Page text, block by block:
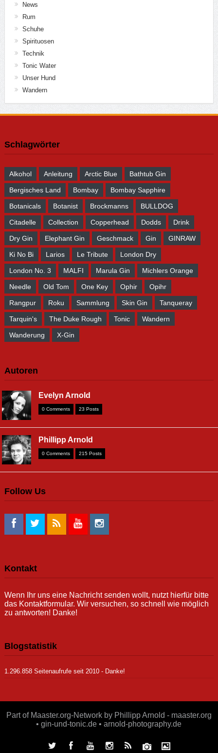
News
Rum
Schuhe
Spirituosen
Technik
Tonic Water
Unser Hund
Wandern
Schlagwörter
Alkohol Anleitung Arctic Blue Bathtub Gin
Bergisches Land Bombay Bombay Sapphire
Botanicals Botanist Brockmanns BULLDOG
Citadelle Collection Copperhead Dodds Drink
Dry Gin Elephant Gin Geschmack Gin GINRAW
Ki No Bi Larios Le Tribute London Dry
London No. 3 MALFI Marula Gin Michlers Orange
Needle Old Tom One Key Ophir Opihr
Rangpur Roku Sammlung Skin Gin Tanqueray
Tarquin's The Duke Rough Tonic Wandern
Wanderung X-Gin
Autoren
Evelyn Arnold
0 Comments 23 Posts
Phillipp Arnold
0 Comments 215 Posts
Follow Us
Kontakt
Wenn Ihr uns eine Nachricht senden wollt, nutzt hierfür bitte
das Kontaktformular. Wir versuchen, so schnell wie möglich
zu antworten! Danke!
Blogstatistik
1.296.858 Seitenaufrufe seit 2010 - Danke!
Part of Maaster.org-Network by Phillipp Arnold - maaster.org
• gin-und-tonic.de • arnold-photography.de